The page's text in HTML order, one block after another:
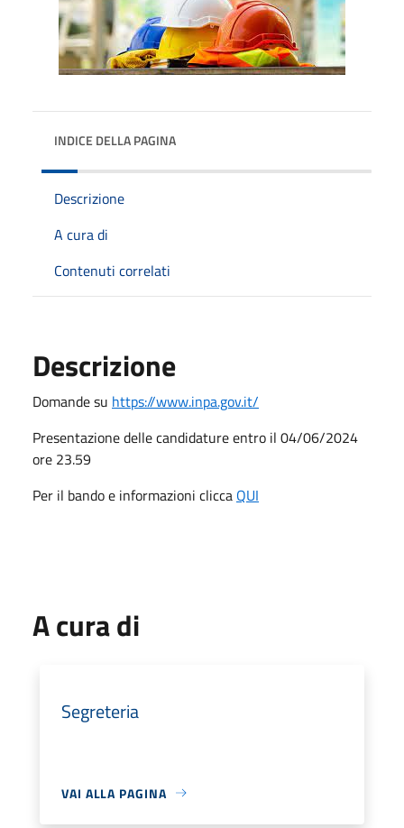
INDICE DELLA PAGINA
Descrizione
A cura di
Contenuti correlati
Descrizione
Domande su https://www.inpa.gov.it/
Presentazione delle candidature entro il 04/06/2024
ore 23.59
Per il bando e informazioni clicca QUI
A cura di
Segreteria
VAI ALLA PAGINA